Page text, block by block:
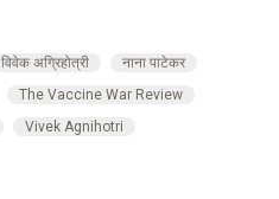
विवेक अग्रिहोत्री
नाना पाटेकर
The Vaccine War Review
Vivek Agnihotri